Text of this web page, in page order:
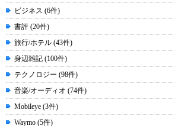
ビジネス (6件)
書評 (20件)
旅行/ホテル (43件)
身辺雑記 (100件)
テクノロジー (98件)
音楽/オーディオ (74件)
Mobileye (3件)
Waymo (5件)